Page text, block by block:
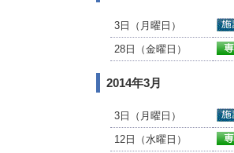
3日（月曜日）
28日（金曜日）
2014年3月
3日（月曜日）
12日（水曜日）